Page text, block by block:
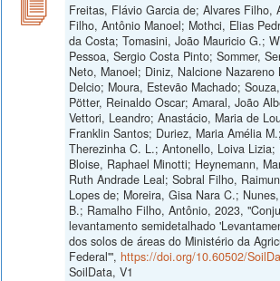
Freitas, Flávio Garcia de; Alvares Filho,
Filho, Antônio Manoel; Mothci, Elias
da Costa; Tomasini, João Mauricio G.;
Pessoa, Sergio Costa Pinto; Sommer,
Neto, Manoel; Diniz, Nalcione Nazareno
Delcio; Moura, Estevão Machado;
Pötter, Reinaldo Oscar; Amaral, João
Vettori, Leandro; Anastácio, Maria de
Franklin Santos; Duriez, Maria Amélia
Therezinha C. L.; Antonello, Loiva Lizia;
Bloise, Raphael Minotti; Heynemann,
Ruth Andrade Leal; Sobral Filho,
Lopes de; Moreira, Gisa Nara C.;
B.; Ramalho Filho, Antônio, 2023,
levantamento semidetalhado
dos solos de áreas do Ministério da
Federal'", https://doi.org/10.60502/
SoilData, V1